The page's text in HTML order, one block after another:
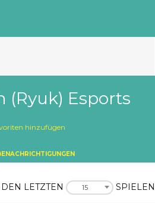
(Ryuk) Esports
hinzufügen
LETZTEN 15 SPIELEN